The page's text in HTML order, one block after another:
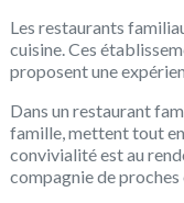
Les restaurants
cuisine. Ces
proposent une
Dans un restaurant
famille, mettent tout
convivialité est au
compagnie de proches